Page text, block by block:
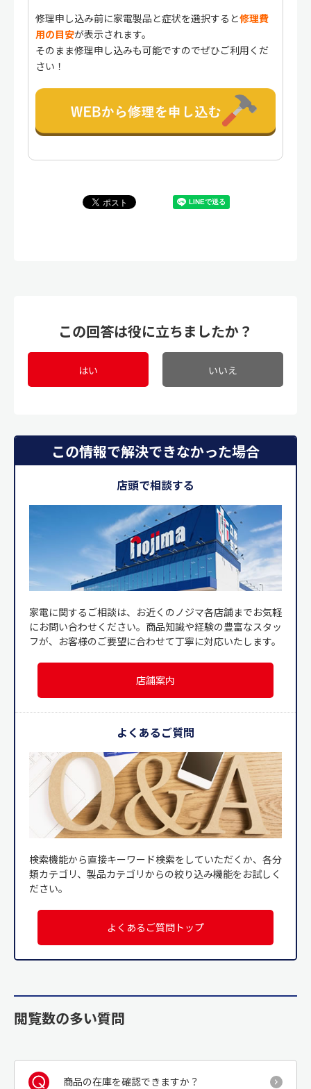
修理申し込み前に家電製品と症状を選択すると修理費
用の目安が表示されます。
そのまま修理申し込みも可能ですのでぜひご利用くだ
さい！
この回答は役に立ちましたか？
はい いいえ
この情報で解決できなかった場合
店頭で相談する
家電に関するご相談は、お近くのノジマ各店舗までお気軽
にお問い合わせください。商品知識や経験の豊富なスタッ
フが、お客様のご要望に合わせて丁寧に対応いたします。
店舗案内
よくあるご質問
検索機能から直接キーワード検索をしていただくか、各分
類カテゴリ、製品カテゴリからの絞り込み機能をお試しく
ださい。
よくあるご質問トップ
閲覧数の多い質問
商品の在庫を確認できますか？